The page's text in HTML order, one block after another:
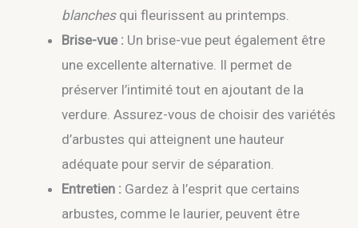
blanchesqui fleurissent au printemps.
Brise-vue : Un brise-vue peut également être
une excellente alternative. Il permet de
préserver l’intimité tout en ajoutant de la
verdure. Assurez-vous de choisir des variétés
d’arbustes qui atteignent une hauteur
adéquate pour servir de séparation.
Entretien : Gardez à l’esprit que certains
arbustes, comme le laurier, peuvent être